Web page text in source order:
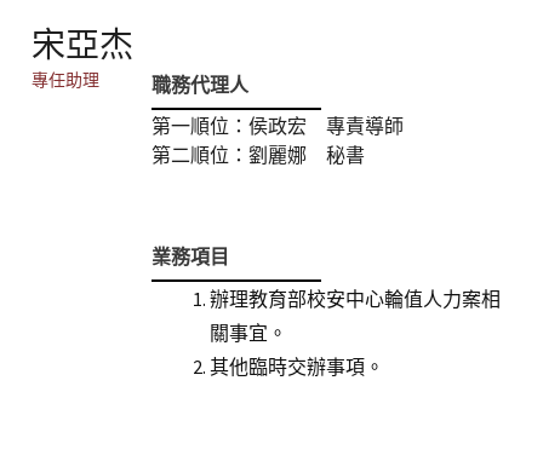
宋亞杰
專任助理
職務代理人
第一順位：侯政宏 專責導師
第二順位：劉麗娜 秘書
業務項目
辦理教育部校安中心輪值人力案相
關事宜。
其他臨時交辦事項。